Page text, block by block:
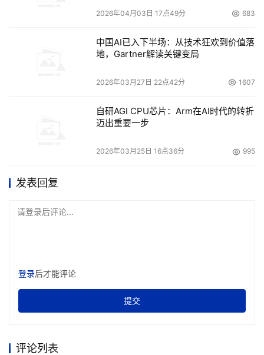
2026年04月03日 17点49分 683
中国AI已入下半场：从技术狂欢到价值落
地，Gartner解读关键变局
2026年03月27日 22点42分 1607
自研AGI CPU芯片：Arm在AI时代的转折
迈出重要一步
2026年03月25日 16点36分 995
发表回复
请登录后评论...
登录后才能评论
提交
评论列表